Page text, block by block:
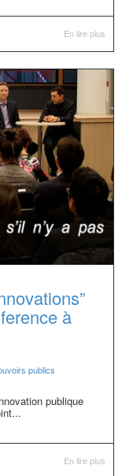
En lire plus
à
publics
publique
En lire plus